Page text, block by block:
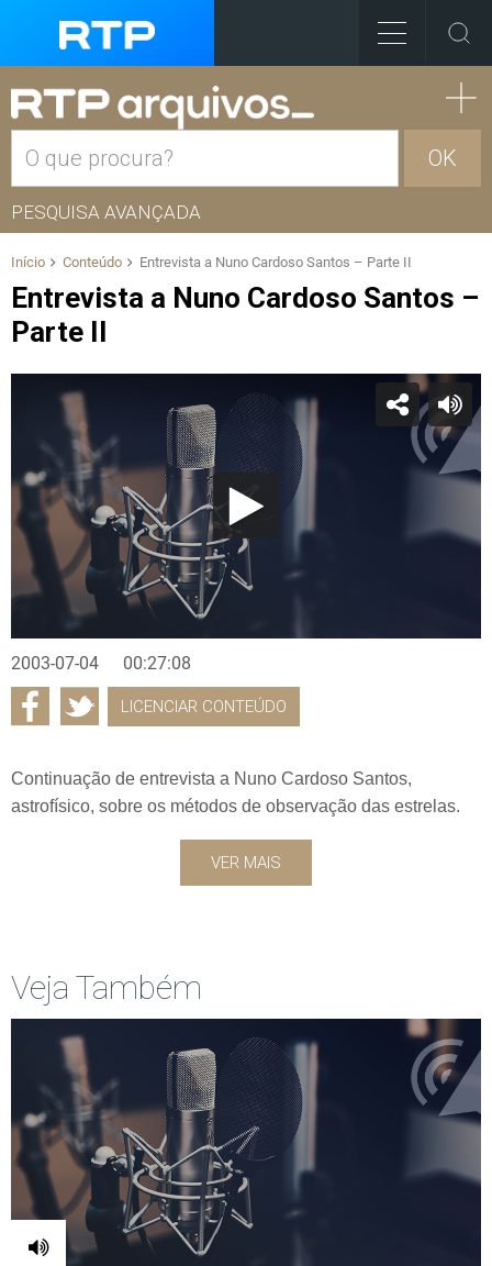
OK
PESQUISA AVANÇADA
Início Conteúdo Entrevista a Nuno Cardoso Santos – Parte II
Entrevista a Nuno Cardoso Santos –
Parte II
2003-07-04 00:27:08
LICENCIAR CONTEÚDO
Continuação de entrevista a Nuno Cardoso Santos,
astrofísico, sobre os métodos de observação das estrelas.
VER MAIS
Veja Também